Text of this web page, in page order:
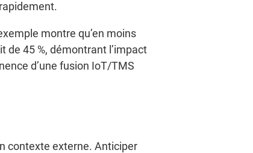
montre qu’en moins
de 45 %, démontrant l’impact
d’une fusion IoT/TMS
contexte externe. Anticiper